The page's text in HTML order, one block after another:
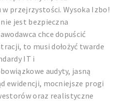
przejrzystości. Wysoka Izbo!
jest bezpieczna
chce dopuścić
to musi dołożyć twarde
IT i
audyty, jasną
ewidencji, mocniejsze progi
oraz realistyczne